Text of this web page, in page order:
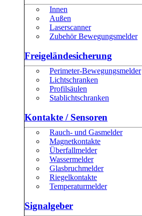
Innen
Außen
Laserscanner
Zubehör Bewegungsmelder
Freigeländesicherung
Perimeter-Bewegungsmelder
Lichtschranken
Profilsäulen
Stablichtschranken
Kontakte / Sensoren
Rauch- und Gasmelder
Magnetkontakte
Überfallmelder
Wassermelder
Glasbruchmelder
Riegelkontakte
Temperaturmelder
Signalgeber